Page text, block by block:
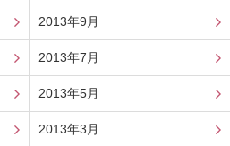
2013年9月
2013年7月
2013年5月
2013年3月